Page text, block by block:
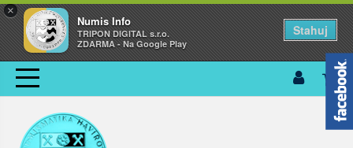
×
Numis Info
TRIPON DIGITAL s.r.o.
ZDARMA - Na Google Play
Stahuj